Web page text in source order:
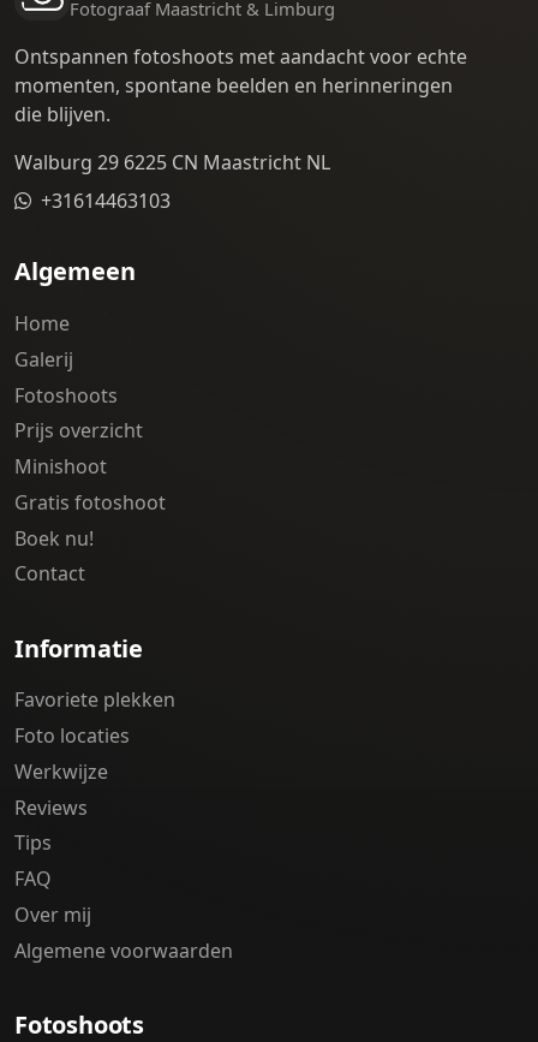
Fotograaf Maastricht & Limburg
Ontspannen fotoshoots met aandacht voor echte
momenten, spontane beelden en herinneringen
die blijven.
Walburg 29 6225 CN Maastricht NL
+31614463103
Algemeen
Home
Galerij
Fotoshoots
Prijs overzicht
Minishoot
Gratis fotoshoot
Boek nu!
Contact
Informatie
Favoriete plekken
Foto locaties
Werkwijze
Reviews
Tips
FAQ
Over mij
Algemene voorwaarden
Fotoshoots